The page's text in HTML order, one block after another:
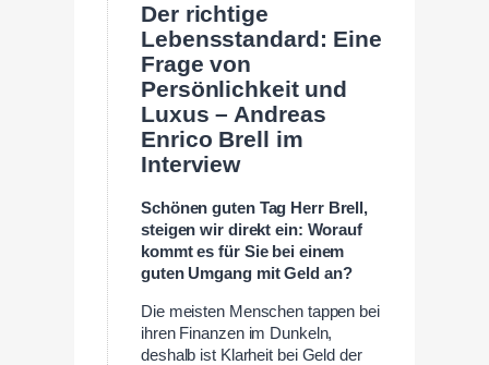
Der richtige
Lebensstandard: Eine
Frage von
Persönlichkeit und
Luxus – Andreas
Enrico Brell im
Interview
Schönen guten Tag Herr Brell,
steigen wir direkt ein: Worauf
kommt es für Sie bei einem
guten Umgang mit Geld an?
Die meisten Menschen tappen bei
ihren Finanzen im Dunkeln,
deshalb ist Klarheit bei Geld der